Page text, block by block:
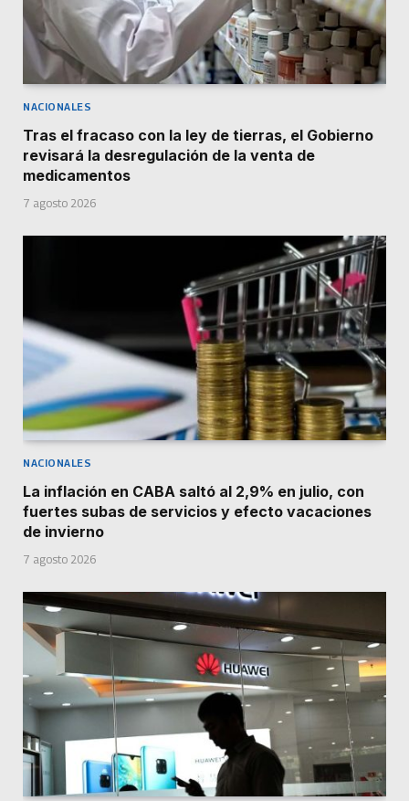
NACIONALES
Tras el fracaso con la ley de tierras, el Gobierno
revisará la desregulación de la venta de
medicamentos
7 agosto 2026
NACIONALES
La inflación en CABA saltó al 2,9% en julio, con
fuertes subas de servicios y efecto vacaciones
de invierno
7 agosto 2026